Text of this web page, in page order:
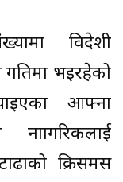
विदेशी
गतिमा भइरहेको
आफ्ना
क्रिसमस